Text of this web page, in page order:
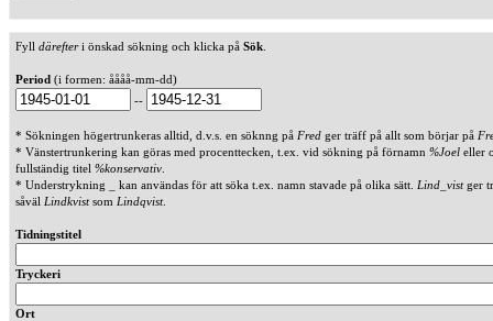
Fyll därefteri önskad sökning och klicka på Sök
Period (i formen: åååå-mm-dd)
--
* Sökningen högertrunkeras alltid, d.v.s. en söknng på Fred ger träff på allt som börjar på
* Vänstertrunkering kan göras med procenttecken, t.ex. vid sökning på förnamn %Joel eller
fullständig titel %konservativ
* Understrykning _ kan användas för att söka t.ex. namn stavade på olika sätt. Lind_vistger
såväl Lindkvistsom Lindqvist.
Tidningstitel
Tryckeri
Ort